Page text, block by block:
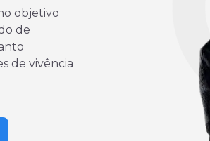
objetivo
de
de vivência